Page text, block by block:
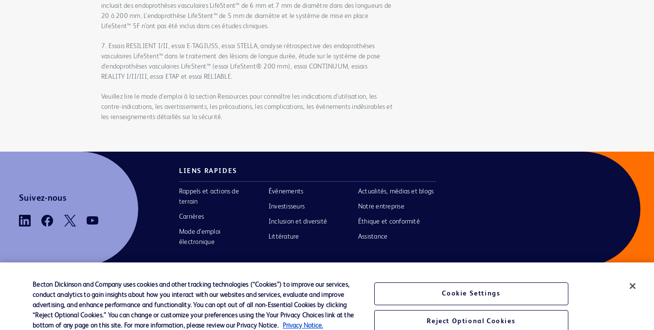
incluait des endoprothèses vasculaires LifeStent™ de 6 mm et 7 mm de diamètre dans des longueurs de
20 à 200 mm. L’endoprothèse LifeStent™ de 5 mm de diamètre et le système de mise en place
LifeStent™ 5F n’ont pas été inclus dans ces études cliniques.
7. Essais RESILIENT I/II, essai E-TAGIUSS, essai STELLA, analyse rétrospective des endoprothèses
vasculaires LifeStent™ dans le traitement des lésions de longue durée, étude sur le système de pose
d’endoprothèses vasculaires LifeStent™ (essai LifeStent® 200 mm), essai CONTINUUM, essais
REALITY I/II/III, essai ETAP et essai RELIABLE.
Veuillez lire le mode d’emploi à la section Ressources pour connaître les indications d’utilisation, les
contre-indications, les avertissements, les précautions, les complications, les événements indésirables et
les renseignements détaillés sur la sécurité.
Suivez-nous
LIENS RAPIDES
Rappels et actions de
terrain
Carrières
Mode d’emploi
électronique
Événements
Investisseurs
Inclusion et diversité
Littérature
Actualités, médias et blogs
Notre entreprise
Éthique et conformité
Assistance
Nous contacter Préférences en matière de cookies Confidentialité Conditions d’utilisation
Becton Dickinson and Company uses cookies and other tracking technologies (“Cookies”) to improve our services,
conduct analytics to gain insights about how you interact with our websites and services, evaluate and improve
advertising, and enhance performance and functionality. You can opt out of all non-Essential Cookies by clicking
“Reject Optional Cookies.” You can change or customize your preferences using the Your Privacy Choices link at the
bottom of any page on this site. For more information, please review our Privacy Notice.
Privacy Notice.
Cookie Settings
Reject Optional Cookies